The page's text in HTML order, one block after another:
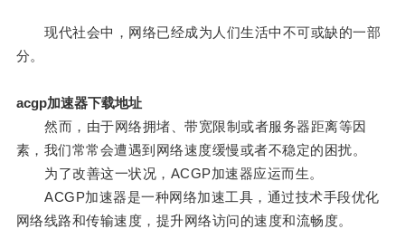
现代社会中，网络已经成为人们生活中不可或缺的一部
分。
acgp加速器下载地址
然而，由于网络拥堵、带宽限制或者服务器距离等因
素，我们常常会遭遇到网络速度缓慢或者不稳定的困扰。
为了改善这一状况，ACGP加速器应运而生。
ACGP加速器是一种网络加速工具，通过技术手段优化
网络线路和传输速度，提升网络访问的速度和流畅度。